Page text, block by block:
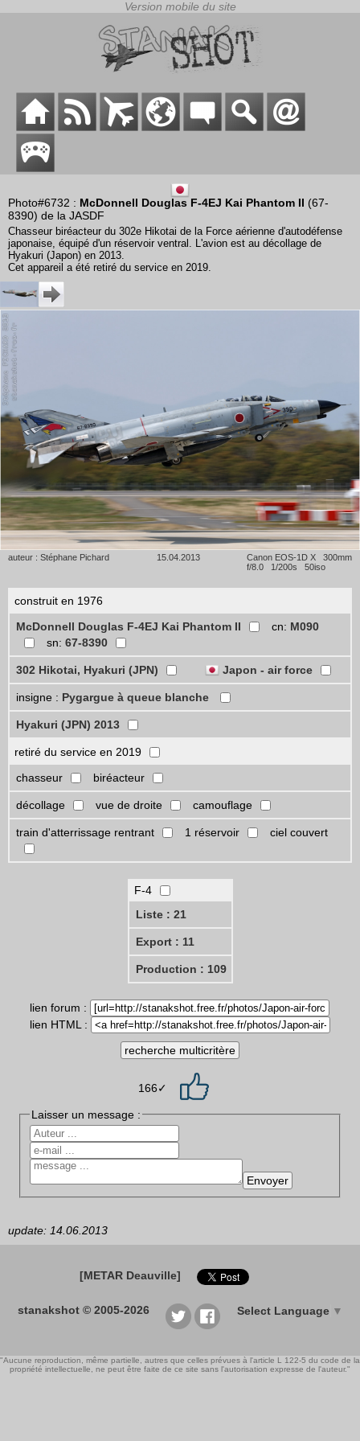
Photo#6732 : McDonnell Douglas F-4EJ Kai Phantom II (67-
8390) de la JASDF
Chasseur biréacteur du 302e Hikotai de la Force aérienne d'autodéfense
japonaise, équipé d'un réservoir ventral. L'avion est au décollage de
Hyakuri (Japon) en 2013.
Cet appareil a été retiré du service en 2019.
auteur : Stéphane Pichard 15.04.2013
Canon EOS-1D X 300mm
f/8.0 1/200s 50iso
construit en 1976
McDonnell Douglas F-4EJ Kai Phantom II
cn: M090
sn: 67-8390
302 Hikotai, Hyakuri (JPN) Japon - air force
insigne : Pygargue à queue blanche
Hyakuri (JPN) 2013
retiré du service en 2019
chasseur
biréacteur
décollage vue de droite camouflage
train d'atterrissage rentrant 1 réservoir ciel couvert
F-4
Liste : 21
Export : 11
Production : 109
lien forum :
lien HTML :
166✓
Laisser un message :
update: 14.06.2013
[METAR Deauville]
stanakshot © 2005-2026 Select Language ▼
"Aucune reproduction, même partielle, autres que celles prévues à l'article L 122-5 du code de la
propriété intellectuelle, ne peut être faite de ce site sans l'autorisation expresse de l'auteur."